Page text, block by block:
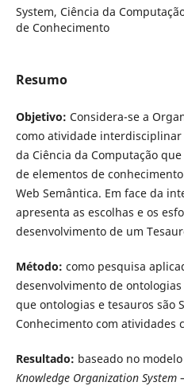
System, Ciência da
de Conhecimento
Resumo
Objetivo: Considera-se a
como atividade
da Ciência da Computação
de elementos de
Web Semântica. Em face da
apresenta as escolhas e os
desenvolvimento de um
Método: como pesquisa
desenvolvimento de
que ontologias e tesauros são
Conhecimento com atividades
Resultado: baseado no
Knowledge Organization System